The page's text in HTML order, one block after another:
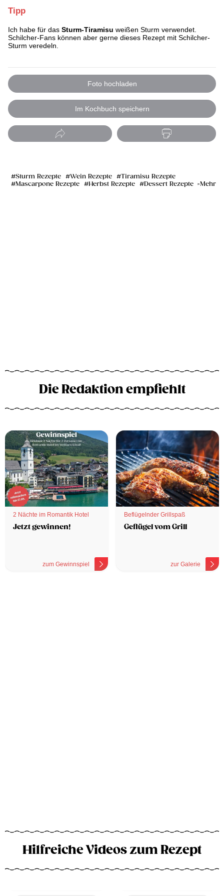
Tipp
Ich habe für das Sturm-Tiramisu weißen Sturm verwendet.
Schilcher-Fans können aber gerne dieses Rezept mit Schilcher-
Sturm veredeln.
Foto hochladen
Im Kochbuch speichern
Sturm Rezepte Wein Rezepte
Tiramisu Rezepte
Mascarpone Rezepte
Herbst Rezepte Dessert Rezepte Mehr
Die Redaktion empfiehlt
2 Nächte im Romantik Hotel
Jetzt gewinnen!
zum Gewinnspiel
Beflügelnder Grillspaß
Geflügel vom Grill
zur Galerie
Hilfreiche Videos zum Rezept